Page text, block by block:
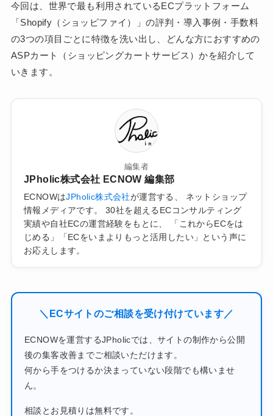
今回は、世界で最も利用されているECプラットフォーム
「Shopify（ショッピファイ）」の評判・導入事例・手数料
の3つの項目ごとに特徴を洗い出し、どんな方におすすめの
ASPカート（ショッピングカートサービス）かを紹介して
いきます。
編集者
JPholic株式会社 ECNOW 編集部
ECNOWはJPholic株式会社が運営する、 ネットショップ
情報メディアです。 30社を超えるECコンサルティング
実績や自社ECの運営経験をもとに、 「これからECをは
じめる」「ECをいまよりもっと活用したい」という声に
お応えします。
＼ECサイトのご相談を受け付けています／
ECNOWを運営するJPholicでは、サイトの制作から公開
後の集客改善までご相談いただけます。
何から手をつけるか決まっていない段階でも構いませ
ん。
相談とお見積りは無料です。